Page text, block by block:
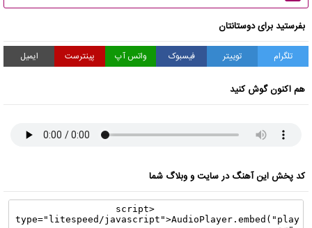
بفرستید برای دوستانتان
تلگرام توییتر فیسبوک واتس آپ پینترست ایمیل
هم اکنون گوش کنید
کد پخش این آهنگ در سایت و وبلاگ شما